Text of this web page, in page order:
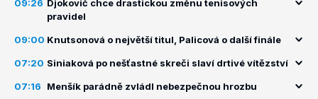
09:26 Djokovič chce drastickou změnu tenisových
pravidel
09:00 Knutsonová o největší titul, Palicová o další finále
07:20 Siniaková po nešťastné skreči slaví drtivé vítězství
07:16 Menšík parádně zvládl nebezpečnou hrozbu